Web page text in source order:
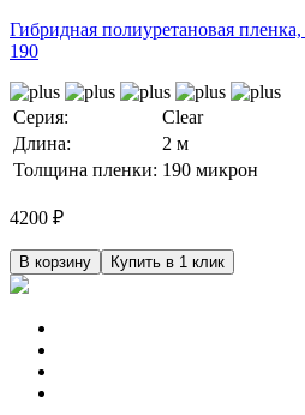
Гибридная полиуретановая
190
Серия:
Clear
Длина:
2 м
Толщина пленки: 190 микрон
4200 ₽
В корзину Купить в 1 клик